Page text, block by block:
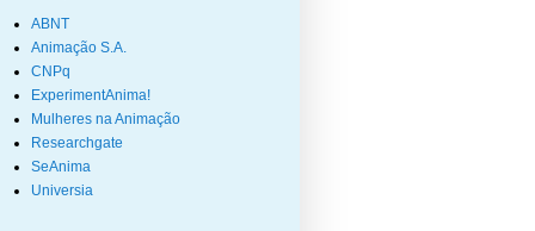
ABNT
Animação S.A.
CNPq
ExperimentAnima!
Mulheres na Animação
Researchgate
SeAnima
Universia